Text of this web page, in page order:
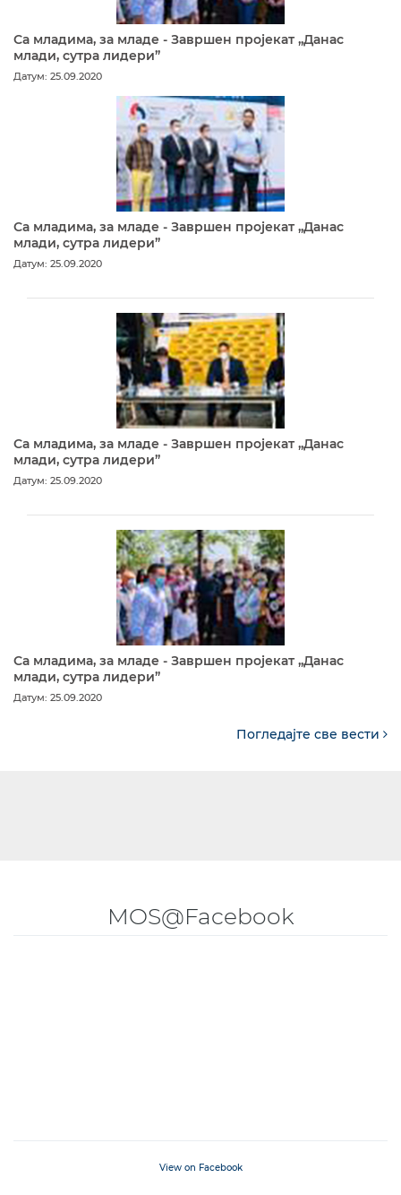
Са младима, за младе - Завршен пројекат „Данас
млади, сутра лидери”
Датум: 25.09.2020
Са младима, за младе - Завршен пројекат „Данас
млади, сутра лидери”
Датум: 25.09.2020
Са младима, за младе - Завршен пројекат „Данас
млади, сутра лидери”
Датум: 25.09.2020
Са младима, за младе - Завршен пројекат „Данас
млади, сутра лидери”
Датум: 25.09.2020
Погледајте све вести
MOS@Facebook
View on Facebook